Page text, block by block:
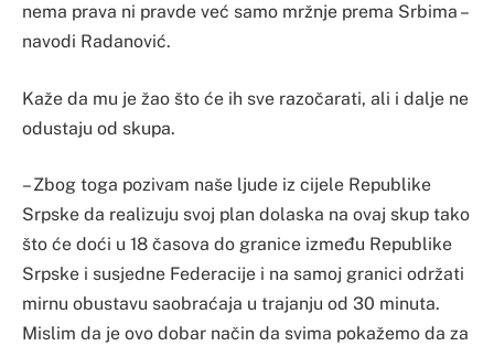
nema prava ni pravde već samo mržnje prema Srbima –
navodi Radanović.
Kaže da mu je žao što će ih sve razočarati, ali i dalje ne
odustaju od skupa.
– Zbog toga pozivam naše ljude iz cijele Republike
Srpske da realizuju svoj plan dolaska na ovaj skup tako
što će doći u 18 časova do granice između Republike
Srpske i susjedne Federacije i na samoj granici održati
mirnu obustavu saobraćaja u trajanju od 30 minuta.
Mislim da je ovo dobar način da svima pokažemo da za